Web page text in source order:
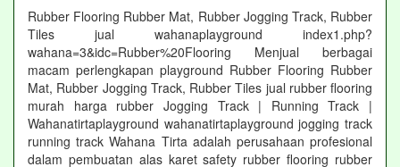
Rubber Flooring Rubber Mat, Rubber Jogging Track, Rubber
Tiles jual wahanaplayground index1.php?
wahana=3&idc=Rubber%20Flooring Menjual berbagai
macam perlengkapan playground Rubber Flooring Rubber
Mat, Rubber Jogging Track, Rubber Tiles jual rubber flooring
murah harga rubber Jogging Track | Running Track |
Wahanatirtaplayground wahanatirtaplayground jogging track
running track Wahana Tirta adalah perusahaan profesional
dalam pembuatan alas karet safety rubber flooring rubber